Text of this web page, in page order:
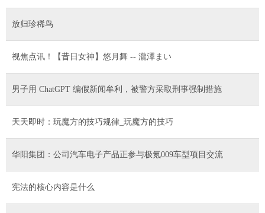
放归珍稀鸟
视焦点讯！【昔日女神】悠月舞 -- 瀧澤まい
男子用 ChatGPT 编假新闻牟利，被警方采取刑事强制措施
天天即时：玩魔方的技巧规律_玩魔方的技巧
华阳集团：公司汽车电子产品正参与极氪009车型项目交流
宪法的核心内容是什么